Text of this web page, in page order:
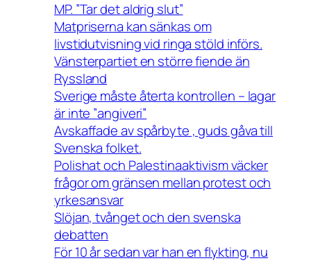
MP. ”Tar det aldrig slut”
Matpriserna kan sänkas om
livstidutvisning vid ringa stöld införs.
Vänsterpartiet en större fiende än
Ryssland
Sverige måste återta kontrollen – lagar
är inte ”angiveri”
Avskaffade av spårbyte , guds gåva till
Svenska folket.
Polishat och Palestinaaktivism väcker
frågor om gränsen mellan protest och
yrkesansvar
Slöjan, tvånget och den svenska
debatten
För 10 år sedan var han en flykting, nu